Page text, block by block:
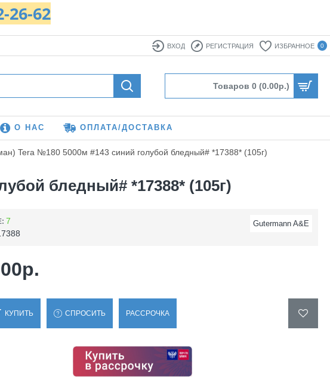
26-62
ВХОД РЕГИСТРАЦИЯ ИЗБРАННОЕ 0
Товаров 0 (0.00р.)
О НАС ОПЛАТА/ДОСТАВКА
Tera №180 5000м #143 синий голубой бледный# *17388* (105г)
бледный# *17388* (105г)
7 Gutermann A&E
КУПИТЬ СПРОСИТЬ РАССРОЧКА